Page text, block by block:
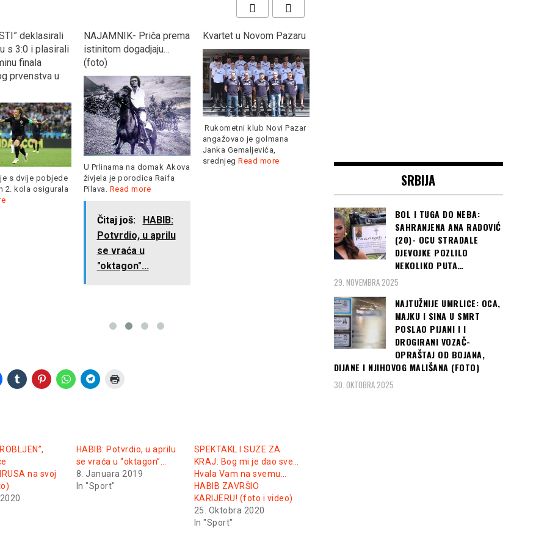
deklasirali
s 3:0 i plasirali
finala
prvenstva u
s dvije pobjede
2. kola osigurala
NAJAMNIK- Priča prema
istinitom dogadjaju…
(foto)
U Prlinama na domak Akova
živjela je porodica Raifa
Pilava. Read more
Čitaj još:
HABIB:
Potvrdio, u aprilu
se vraća u
"oktagon"...
Kvartet u Novom Pazaru
Rukometni klub Novi Pazar
angažovao je golmana
Janka Gemaljevića,
srednjeg Read more
poljskomRead more
na svoj
HABIB: Potvrdio, u aprilu
se vraća u “oktagon”…
8. Januara 2019
In "Sport"
SPEKTAKL I SUZE ZA
KRAJ: Bog mi je dao sve…
Hvala Vam na svemu…
HABIB ZAVRŠIO
KARIJERU! (foto i video)
25. Oktobra 2020
In "Sport"
SRBIJA
BOL I TUGA DO NEBA:
SAHRANJENA ANA RADOVIĆ
(20)- OCU STRADALE
DJEVOJKE POZLILO
NEKOLIKO PUTA…
29. NOVEMBRA 2025
NAJTUŽNIJE UMRLICE: OCA,
MAJKU I SINA U SMRT
POSLAO PIJANI I I
DROGIRANI VOZAČ-
OPRAŠTAJ OD BOJANA,
DIJANE I NJIHOVOG MALIŠANA (FOTO)
30. OKTOBRA 2025